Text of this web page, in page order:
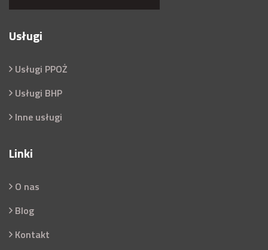
Usługi
Usługi PPOŻ
Usługi BHP
Inne usługi
Linki
O nas
Blog
Kontakt